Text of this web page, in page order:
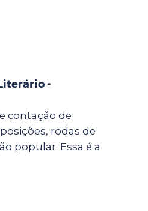
-
contação de
rodas de
popular. Essa é a